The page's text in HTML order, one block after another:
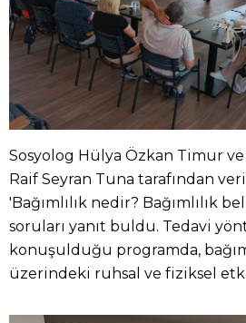
Sosyolog Hülya Özkan Timur
Raif Seyran Tuna tarafından
'Bağımlılık nedir? Bağımlılık
soruları yanıt buldu. Tedavi
konuşulduğu programda,
üzerindeki ruhsal ve fiziksel